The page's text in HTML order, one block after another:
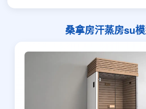
桑拿房汗蒸房su